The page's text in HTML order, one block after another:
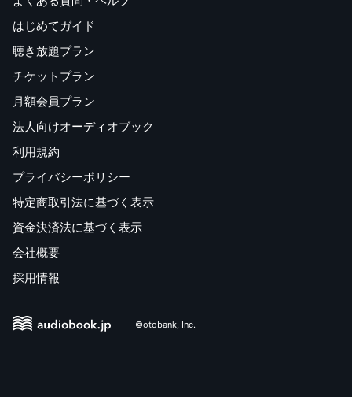
はじめてガイド
聴き放題プラン
チケットプラン
月額会員プラン
法人向けオーディオブック
利用規約
プライバシーポリシー
特定商取引法に基づく表示
資金決済法に基づく表示
会社概要
採用情報
©otobank, Inc.